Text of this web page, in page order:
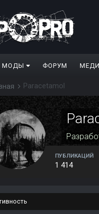
МОДЫ ФОРУМ
Paracetamol
ПУБЛИКАЦИЙ
1 414